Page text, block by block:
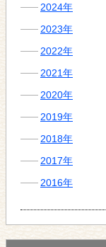
2024年
2023年
2022年
2021年
2020年
2019年
2018年
2017年
2016年